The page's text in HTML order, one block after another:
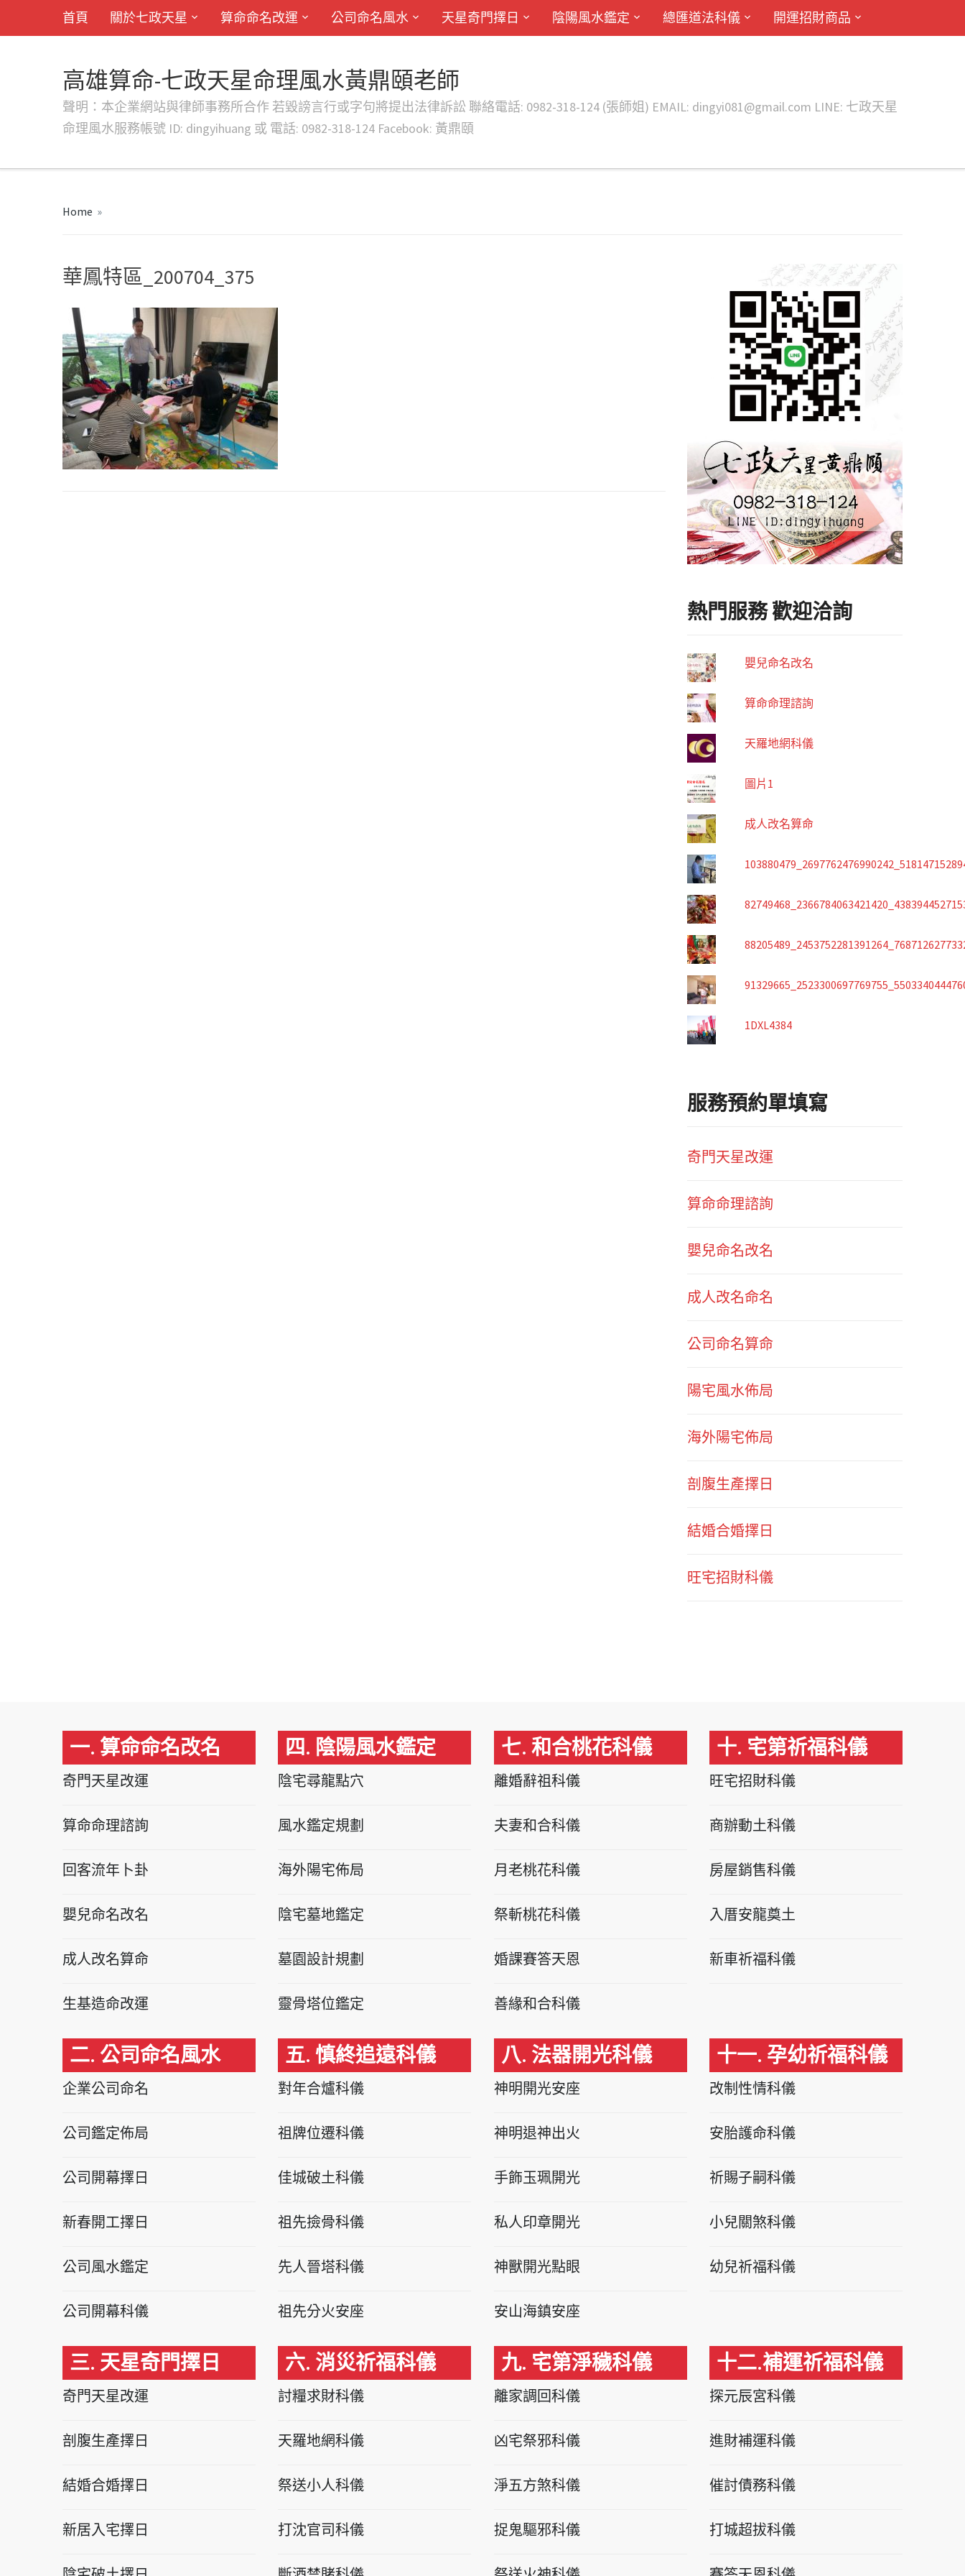
首頁 關於七政天星 算命命名改運 公司命名風水 天星奇門擇日 陰陽風水鑑定 總匯道法科儀 開運招財商品
高雄算命-七政天星命理風水黃鼎頤老師
聲明：本企業網站與律師事務所合作 若毀謗言行或字句將提出法律訴訟 聯絡電話: 0982-318-124 (張師姐) EMAIL: dingyi081@gmail.com LINE: 七政天星
命理風水服務帳號 ID: dingyihuang 或 電話: 0982-318-124 Facebook: 黃鼎頤
Home »
華鳳特區_200704_375
熱門服務 歡迎洽詢
嬰兒命名改名
算命命理諮詢
天羅地網科儀
圖片1
成人改名算命
1DXL4384
服務預約單填寫
奇門天星改運
算命命理諮詢
嬰兒命名改名
成人改名命名
公司命名算命
陽宅風水佈局
海外陽宅佈局
剖腹生產擇日
結婚合婚擇日
旺宅招財科儀
一. 算命命名改名
奇門天星改運
算命命理諮詢
回客流年卜卦
嬰兒命名改名
成人改名算命
生基造命改運
二. 公司命名風水
企業公司命名
公司鑑定佈局
公司開幕擇日
新春開工擇日
公司風水鑑定
公司開幕科儀
三. 天星奇門擇日
奇門天星改運
剖腹生產擇日
結婚合婚擇日
新居入宅擇日
四. 陰陽風水鑑定
陰宅尋龍點穴
風水鑑定規劃
海外陽宅佈局
陰宅墓地鑑定
墓園設計規劃
靈骨塔位鑑定
五. 慎終追遠科儀
對年合爐科儀
祖牌位遷科儀
佳城破土科儀
祖先撿骨科儀
先人晉塔科儀
祖先分火安座
六. 消災祈福科儀
討糧求財科儀
天羅地網科儀
祭送小人科儀
打沈官司科儀
七. 和合桃花科儀
離婚辭祖科儀
夫妻和合科儀
月老桃花科儀
祭斬桃花科儀
婚課賽答天恩
善緣和合科儀
八. 法器開光科儀
神明開光安座
神明退神出火
手飾玉珮開光
私人印章開光
神獸開光點眼
安山海鎮安座
九. 宅第淨穢科儀
離家調回科儀
凶宅祭邪科儀
淨五方煞科儀
捉鬼驅邪科儀
十. 宅第祈福科儀
旺宅招財科儀
商辦動土科儀
房屋銷售科儀
入厝安龍奠土
新車祈福科儀
十一. 孕幼祈福科儀
改制性情科儀
安胎護命科儀
祈賜子嗣科儀
小兒關煞科儀
幼兒祈福科儀
十二.補運祈福科儀
探元辰宮科儀
進財補運科儀
催討債務科儀
打城超拔科儀